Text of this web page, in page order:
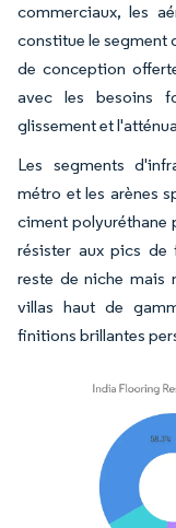
commerciaux, les
constitue le segment
de conception
avec les besoins
glissement et
Les segments
métro et les arènes
ciment polyuréthane
résister aux pics de
reste de niche mais
villas haut de
finitions brillantes